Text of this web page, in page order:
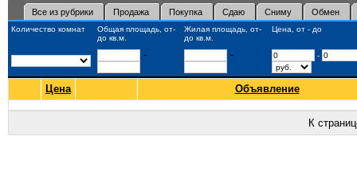
Все из рубрики Продажа Покупка Сдаю Сниму Обмен
Количество комнат
Общая площадь, от-
до кв.м.
Жилая площадь, от-
до кв.м.
Цена, от - до
- - -
Цена Объявление
К